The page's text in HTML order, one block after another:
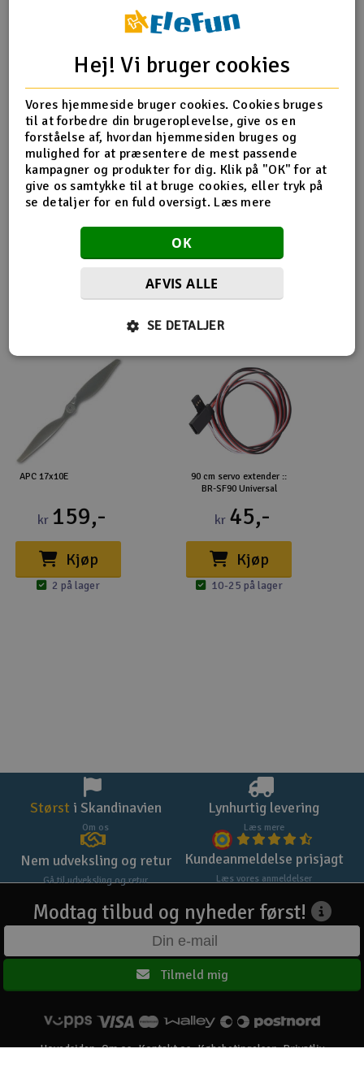
Radio udstyr
Raketter
Scooter & elkøretøj
Slot racing
Smarthjem, leg og hobby
Solenergi
Værktøj, udstyr og tilbehør
Produktinfo Tip din ven Anmeldelser
Produkt information
APC 16x12E
Flere så også med
APC 17x10E
kr 159,-
Kjøp
2 på lager
90 cm servo extender ::
BR-SF90 Universal
kr 45,-
Kjøp
10-25 på lager
Størst i Skandinavien
Om os
Lynhurtig levering
Læs mere
Nem udveksling og retur
Gå til udveksling og retur
Kundeanmeldelse prisjagt
Læs vores anmeldelser
Modtag tilbud og nyheder først!
Tilmeld mig
Hovedsiden Om os Kontakt os Købsbetingelser Privatliv
Hej! Vi bruger cookies
Vores hjemmeside bruger cookies. Cookies bruges
til at forbedre din brugeroplevelse, give os en
forståelse af, hvordan hjemmesiden bruges og
mulighed for at præsentere de mest passende
kampagner og produkter for dig. Klik på "OK" for at
give os samtykke til at bruge cookies, eller tryk på
se detaljer for en fuld oversigt. Læs mere
OK
AFVIS ALLE
SE DETALJER